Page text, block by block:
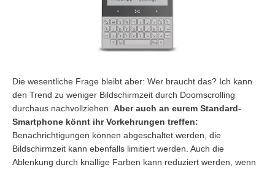
Die wesentliche Frage bleibt aber: Wer braucht das? Ich kann
den Trend zu weniger Bildschirmzeit durch Doomscrolling
durchaus nachvollziehen. Aber auch an eurem Standard-
Smartphone könnt ihr Vorkehrungen treffen:
Benachrichtigungen können abgeschaltet werden, die
Bildschirmzeit kann ebenfalls limitiert werden. Auch die
Ablenkung durch knallige Farben kann reduziert werden, wenn